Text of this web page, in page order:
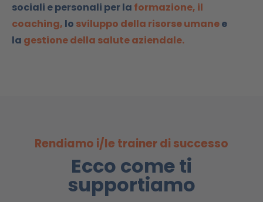
sociali e personali per la formazione, il
coaching, lo sviluppo della risorse umanee
la gestione della salute aziendale.
Rendiamo i/le trainer di successo
Ecco come ti
supportiamo